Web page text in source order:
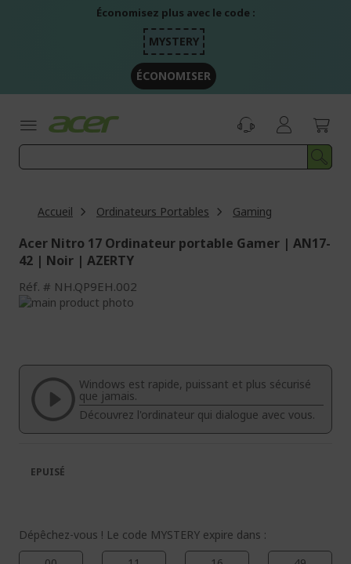
Économisez plus avec le code :
MYSTERY
ÉCONOMISER
Accueil Ordinateurs Portables Gaming
Acer Nitro 17 Ordinateur portable Gamer | AN17-
42 | Noir | AZERTY
Réf. NH.QP9EH.002
Passer
de
galerie
d’images
de
Galerie
d’images
Windows est rapide, puissant et plus sécurisé
que jamais.
Découvrez l'ordinateur qui dialogue avec vous.
Dépêchez-vous ! Le code MYSTERY expire dans :
EPUISÉ